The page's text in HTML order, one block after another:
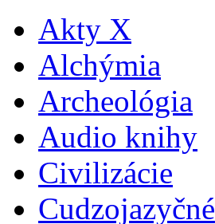
Akty X
Alchýmia
Archeológia
Audio knihy
Civilizácie
Cudzojazyčné